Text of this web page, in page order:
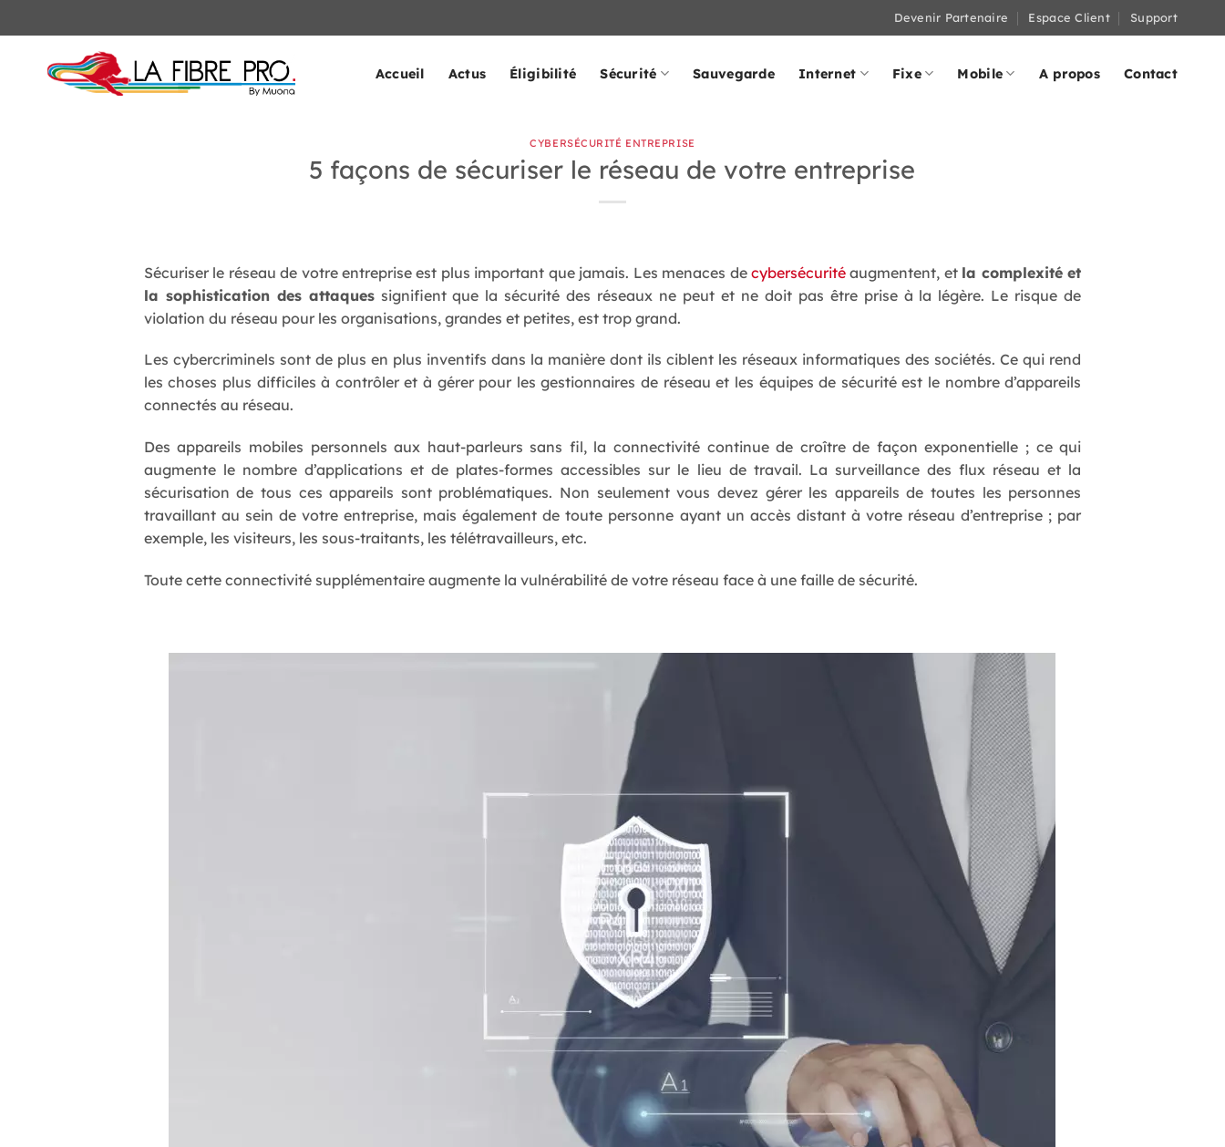
au
Devenir Partenaire Espace Client Support
Accueil Actus Éligibilité Sécurité Sauvegarde Internet Fixe Mobile A propos Contact
CYBERSÉCURITÉ ENTREPRISE
5 façons de sécuriser le réseau de votre entreprise
Sécuriser le réseau de votre entreprise est plus important que jamais. Les menaces de cybersécuritéaugmentent, et la complexité et
la sophistication des attaquessignifient que la sécurité des réseaux ne peut et ne doit pas être prise à la légère. Le risque de
violation du réseau pour les organisations, grandes et petites, est trop grand.
Les cybercriminels sont de plus en plus inventifs dans la manière dont ils ciblent les réseaux informatiques des sociétés. Ce qui rend
les choses plus difficiles à contrôler et à gérer pour les gestionnaires de réseau et les équipes de sécurité est le nombre d’appareils
connectés au réseau.
Des appareils mobiles personnels aux haut-parleurs sans fil, la connectivité continue de croître de façon exponentielle ; ce qui
augmente le nombre d’applications et de plates-formes accessibles sur le lieu de travail. La surveillance des flux réseau et la
sécurisation de tous ces appareils sont problématiques. Non seulement vous devez gérer les appareils de toutes les personnes
travaillant au sein de votre entreprise, mais également de toute personne ayant un accès distant à votre réseau d’entreprise ; par
exemple, les visiteurs, les sous-traitants, les télétravailleurs, etc.
Toute cette connectivité supplémentaire augmente la vulnérabilité de votre réseau face à une faille de sécurité.